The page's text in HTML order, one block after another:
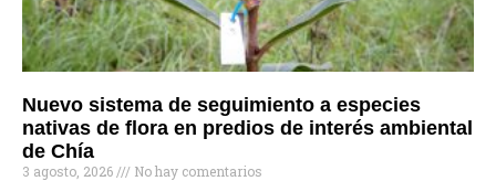
Nuevo sistema de seguimiento a especies
nativas de flora en predios de interés ambiental
de Chía
3 agosto, 2026 No hay comentarios